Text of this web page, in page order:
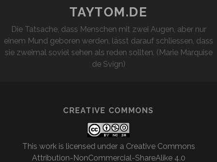
TAYTOM.DE
Die Tatsache, dass Menschen mit zwei Augen, aber nur
einem Mund geboren werden, lässt darauf schliessen, dass
sie zweimal soviel sehen als reden sollten. (Marie Marquise
de Svign)
CREATIVE COMMONS
This work is licensed under a Creative Commons
Attribution-NonCommercial-ShareAlike 4.0